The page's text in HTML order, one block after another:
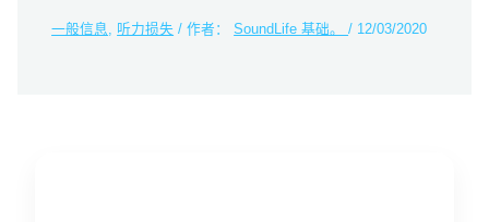
一般信息 听力损失 / 作者： SoundLife 基础。/ 12/03/2020